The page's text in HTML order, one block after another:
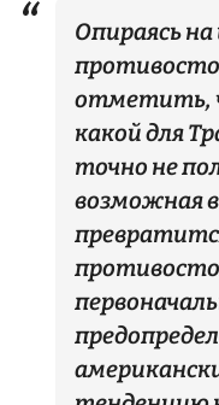
Опираясь
отметить,
какой для
точно не
возможная